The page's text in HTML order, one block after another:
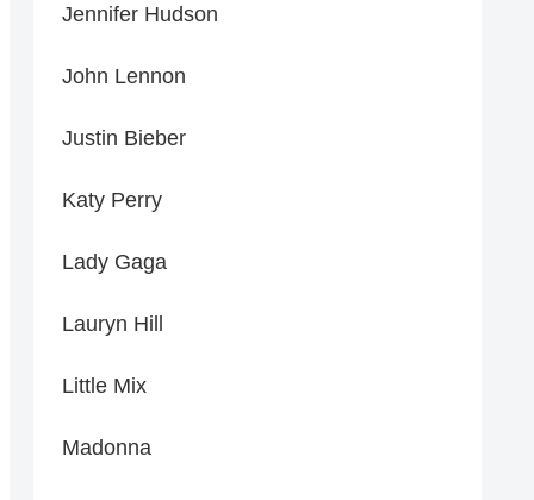
Jennifer Hudson
John Lennon
Justin Bieber
Katy Perry
Lady Gaga
Lauryn Hill
Little Mix
Madonna